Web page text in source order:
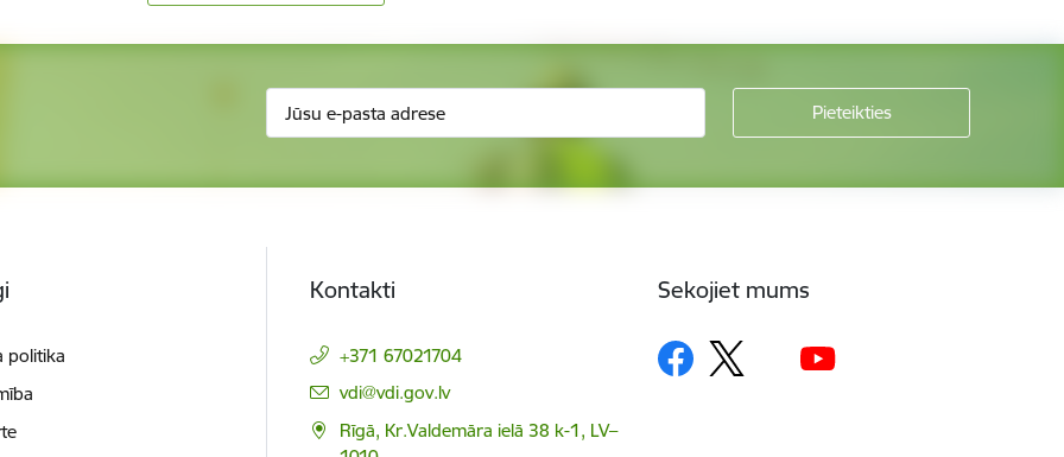
politika
Kontakti
+371 67021704
E-pasts:
vdi@vdi.gov.lv
Rīgā, Kr.Valdemāra ielā 38 k-1, LV–
Sekojiet mums